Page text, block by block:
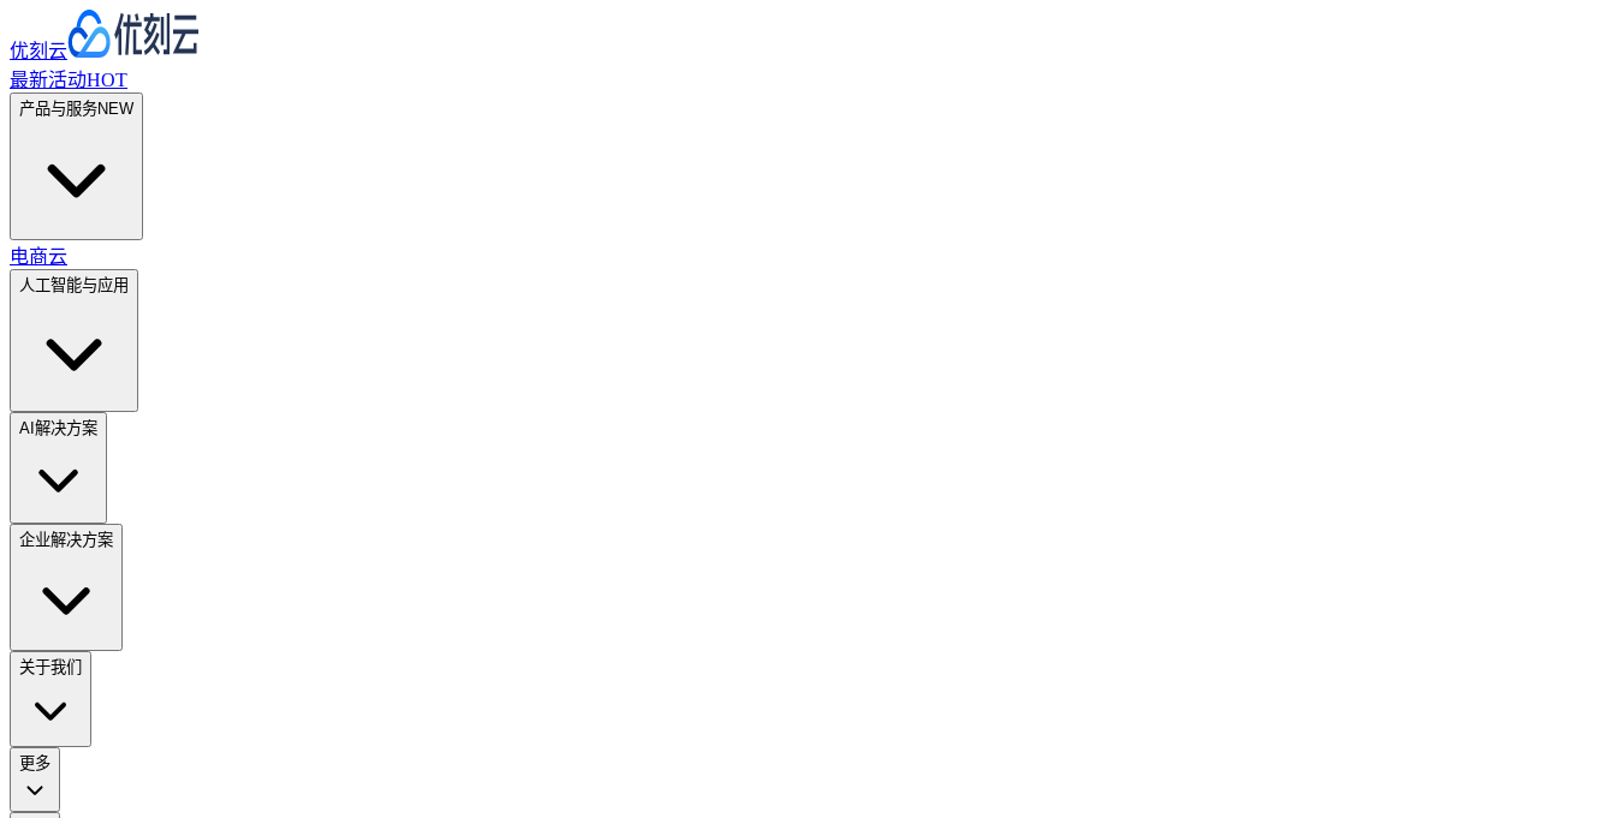
优刻云
最新活动HOT
产品与服务NEW
电商云
人工智能与应用
AI解决方案
企业解决方案
关于我们
更多